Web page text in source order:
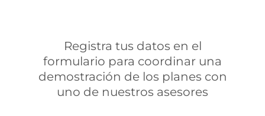
Registra tus datos en el
formulario para coordinar una
demostración de los planes con
uno de nuestros asesores